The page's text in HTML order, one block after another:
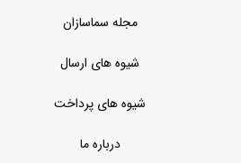
مجله سماسازان
شیوه های ارسال
شیوه های پرداخت
درباره ما